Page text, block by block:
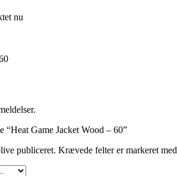
nu
“Heat Game Jacket Wood – 60”
publiceret. Krævede felter er markeret med